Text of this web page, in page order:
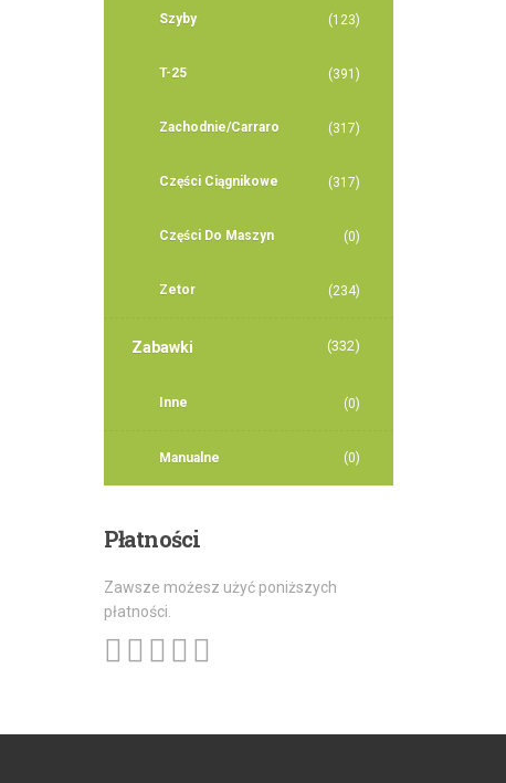
Szyby (123)
T-25 (391)
Zachodnie/Carraro (317)
Części Ciągnikowe (317)
Części Do Maszyn (0)
Zetor (234)
Zabawki (332)
Inne (0)
Manualne (0)
Płatności
Zawsze możesz użyć poniższych
płatności.